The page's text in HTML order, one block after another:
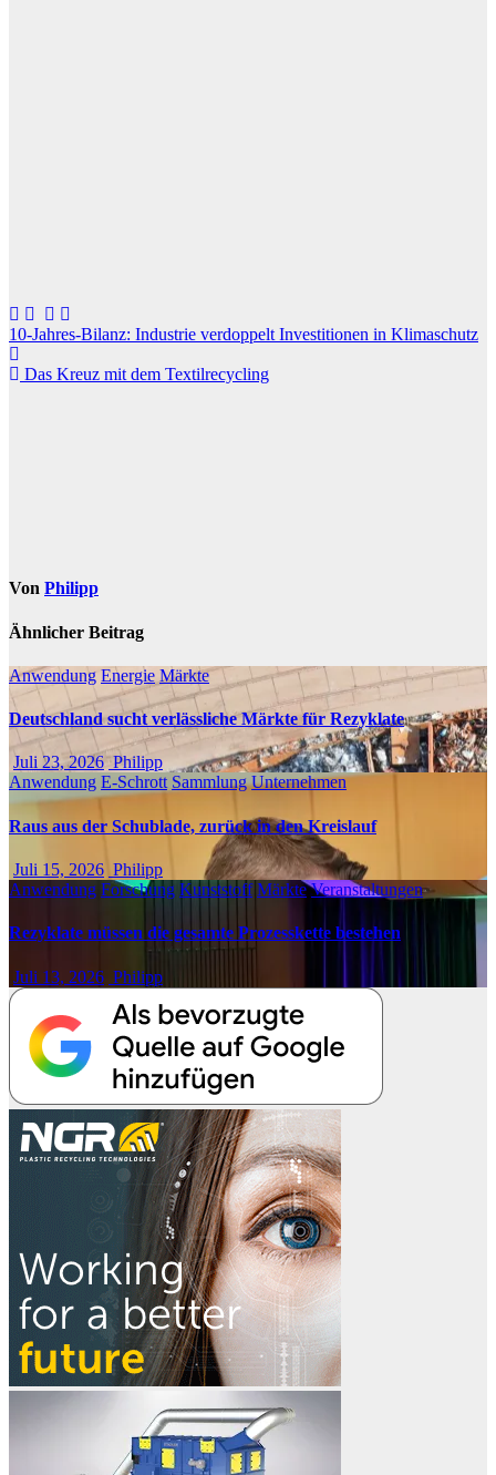
Beitragsnavigation
10-Jahres-Bilanz: Industrie verdoppelt Investitionen in Klimaschutz
Das Kreuz mit dem Textilrecycling
Von Philipp
Ähnlicher Beitrag
Anwendung Energie Märkte
Deutschland sucht verlässliche Märkte für Rezyklate
Juli 23, 2026 Philipp
Anwendung E-Schrott Sammlung Unternehmen
Raus aus der Schublade, zurück in den Kreislauf
Juli 15, 2026 Philipp
Anwendung Forschung Kunststoff Märkte Veranstaltungen
Rezyklate müssen die gesamte Prozesskette bestehen
Juli 13, 2026 Philipp